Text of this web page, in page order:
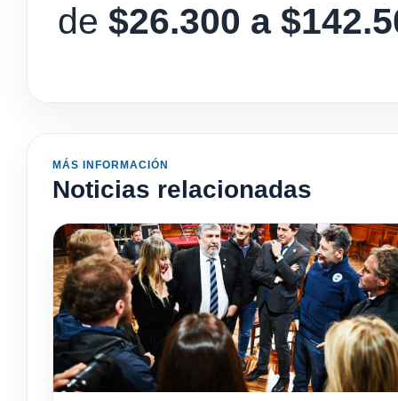
de $26.300 a
MÁS INFORMACIÓN
Noticias relacionadas